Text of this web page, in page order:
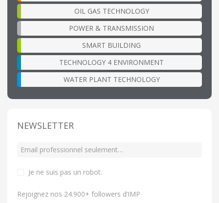
OIL GAS TECHNOLOGY
POWER & TRANSMISSION
SMART BUILDING
TECHNOLOGY 4 ENVIRONMENT
WATER PLANT TECHNOLOGY
NEWSLETTER
Je ne suis pas un robot.
Rejoignez nos 24.900+ followers d’IMP